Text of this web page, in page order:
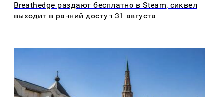
Breathedge раздают бесплатно в Steam, сиквел
выходит в ранний доступ 31 августа